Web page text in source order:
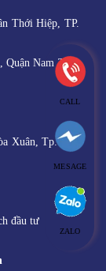
Thới Hiệp, TP.
Quận Nam Từ
Xuân, Tp. Đà
đầu tư
CALL
MESAGE
ZALO